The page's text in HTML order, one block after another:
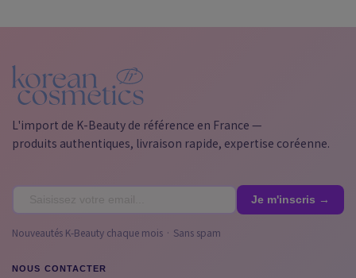
L'import de K-Beauty de référence en France —
produits authentiques, livraison rapide, expertise coréenne.
Nouveautés K-Beauty chaque mois · Sans spam
NOUS CONTACTER